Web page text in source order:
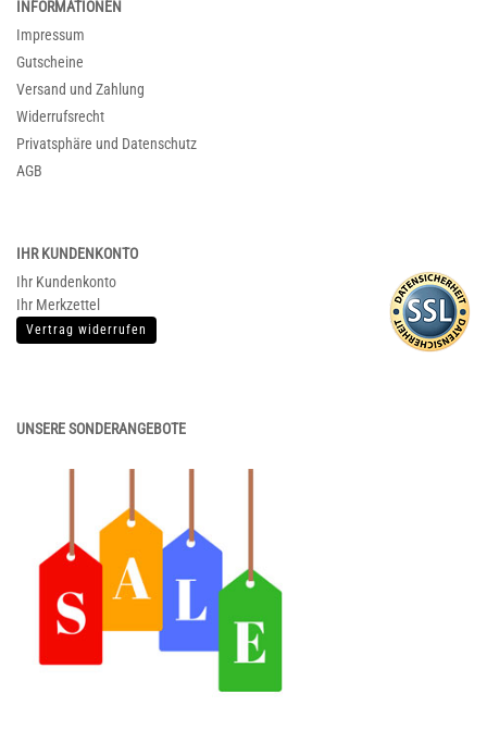
INFORMATIONEN
Impressum
Gutscheine
Versand und Zahlung
Widerrufsrecht
Privatsphäre und Datenschutz
AGB
IHR KUNDENKONTO
Ihr Kundenkonto
Ihr Merkzettel
Vertrag widerrufen
UNSERE SONDERANGEBOTE